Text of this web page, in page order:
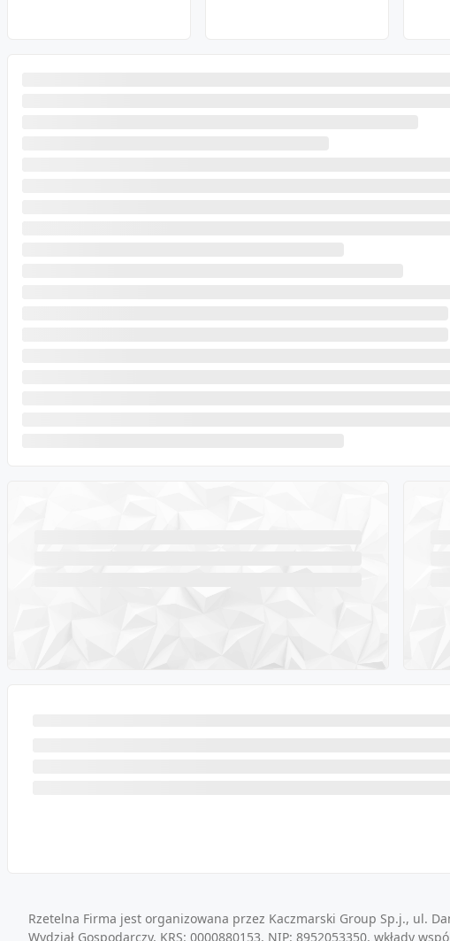
Rzetelna Firma jest organizowana przez Kaczmarski Group Sp.j., ul.
Wydział Gospodarczy, KRS: 0000880153, NIP: 8952053350, wkłady